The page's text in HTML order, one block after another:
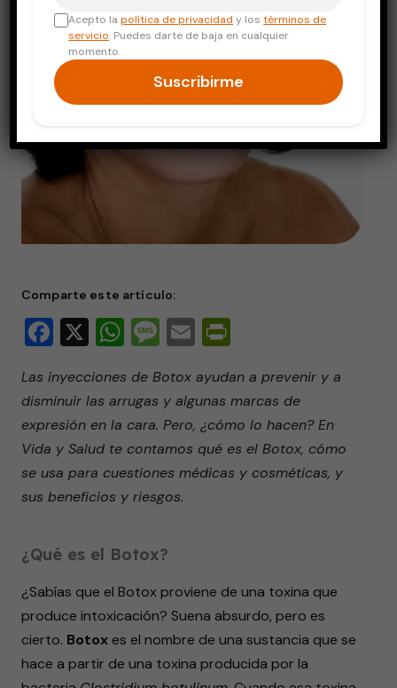
Comparte este artículo:
Facebook
X WhatsApp
Message
Email
Las inyecciones de Botox ayudan a prevenir y a
disminuir las arrugas y algunas marcas de
expresión en la cara. Pero, ¿cómo lo hacen? En
Vida y Salud te contamos qué es el Botox, cómo
se usa para cuestiones médicas y cosméticas, y
sus beneficios y riesgos.
¿Qué es el Botox?
¿Sabías que el Botox proviene de una toxina que
produce intoxicación? Suena absurdo, pero es
cierto. Botox es el nombre de una sustancia que se
hace a partir de una toxina producida por la
Acepto lapolítica de privacidad y lostérminos de
servicio. Puedes darte de baja en cualquier
momento.
Suscribirme